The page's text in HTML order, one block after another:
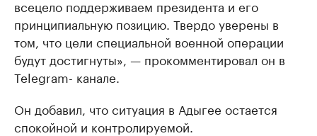
всецело поддерживаем президента и его
принципиальную позицию. Твердо уверены в
том, что цели специальной военной операции
будут достигнуты», — прокомментировал он в
Telegram- канале.
Он добавил, что ситуация в Адыгее остается
спокойной и контролируемой.